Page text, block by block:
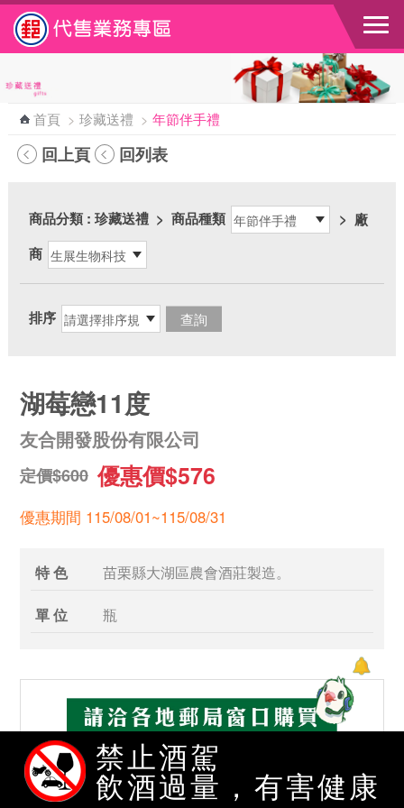
跳到主要內容區塊
首頁 > 珍藏送禮 > 年節伴手禮
回上頁 回列表
商品分類: 珍藏送禮 > 商品種類 > 廠
商
排序
湖莓戀11度
友合開發股份有限公司
定價$600 優惠價$576
優惠期間 115/08/01~115/08/31
特 色 苗栗縣大湖區農會酒莊製造。
單 位 瓶
禁止酒駕
飲酒過量，有害健康